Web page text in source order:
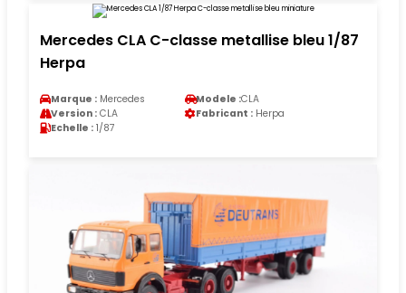
Mercedes CLA C-classe metallise bleu 1/87
Herpa
Marque : Mercedes Modele :CLA
Version : CLA Fabricant : Herpa
Echelle : 1/87